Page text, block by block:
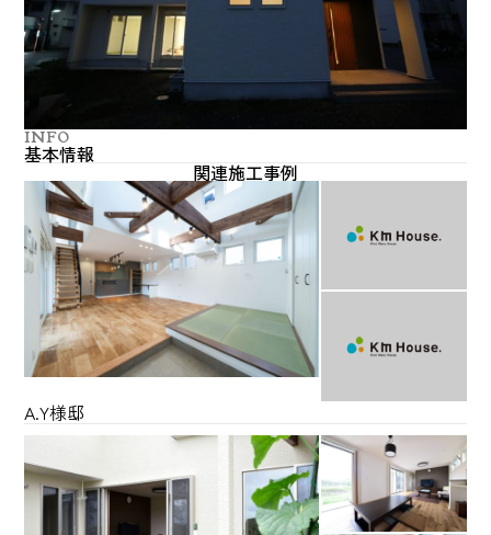
INFO
基本情報
関連施工事例
A.Y様邸